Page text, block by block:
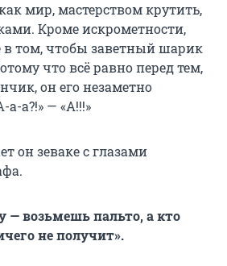
мир, мастерством крутить,
Кроме искрометности,
в том, чтобы заветный шарик
что всё равно перед тем,
он его незаметно
а-а?!» — «А!!!»
он зеваке с глазами
возьмешь пальто, а кто
не получит».